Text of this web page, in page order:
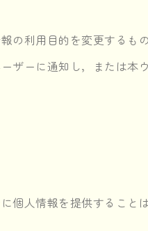
の利用目的を変更するもの
ザーに通知し，または本
個人情報を提供すること